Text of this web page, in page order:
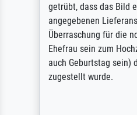
getrübt, dass das Bild
angegebenen
Überraschung für die
Ehefrau sein zum
auch Geburtstag sein)
zugestellt wurde.